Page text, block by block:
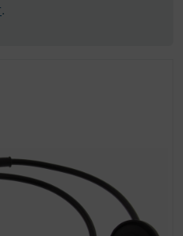
.